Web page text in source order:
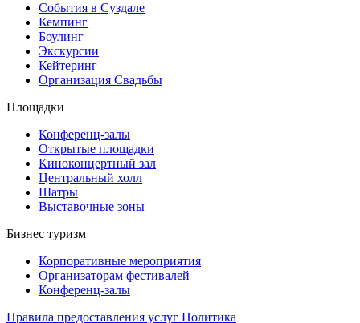
События в Суздале
Кемпинг
Боулинг
Экскурсии
Кейтеринг
Организация Cвадьбы
Площадки
Конференц-залы
Открытые площадки
Киноконцертный зал
Центральный холл
Шатры
Выставочные зоны
Бизнес туризм
Корпоративные мероприятия
Организаторам фестивалей
Конференц-залы
Правила предоставления услуг Политика